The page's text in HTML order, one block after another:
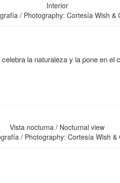
Interior
/ Photography: Cortesía Wish &
la naturaleza y la pone en el
Vista nocturna / Nocturnal view
/ Photography: Cortesía Wish &